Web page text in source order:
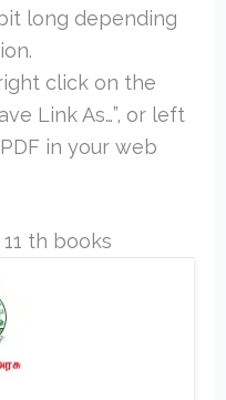
long depending
click on the
Link As…”, or left
in your web
th books